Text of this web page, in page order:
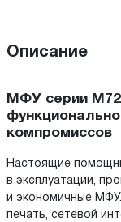
Описание
МФУ серии
компромиссов
Настоящие
в эксплуатации,
и экономичные
печать, сетевой